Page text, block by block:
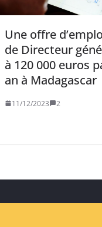
Une offre
de Directeur
à 120 000 euros
an à Madagascar
11/12/2023 2